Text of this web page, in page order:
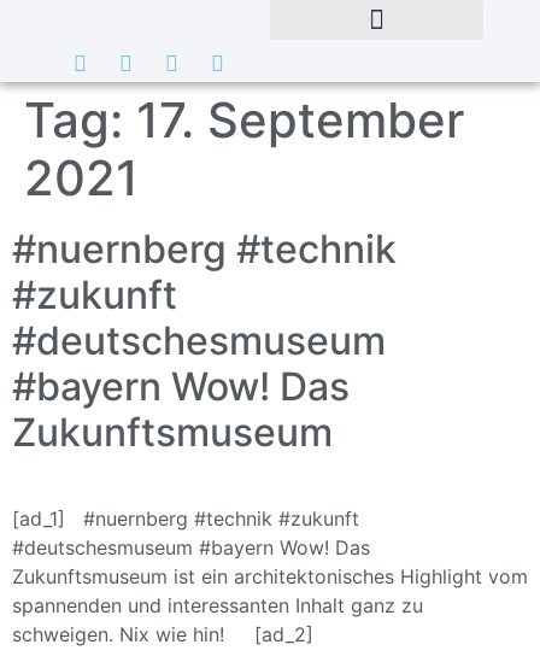
Tag: 17. September
2021
#nuernberg #technik
#zukunft
#deutschesmuseum
#bayern Wow! Das
Zukunftsmuseum
[ad_1] #nuernberg #technik #zukunft
#deutschesmuseum #bayern Wow! Das
Zukunftsmuseum ist ein architektonisches Highlight vom
spannenden und interessanten Inhalt ganz zu
schweigen. Nix wie hin! [ad_2]